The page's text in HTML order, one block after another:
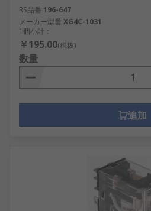
RS品番 196-647
メーカー型番 XG4C-1031
1個小計：
￥195.00(税抜)
数量
追加